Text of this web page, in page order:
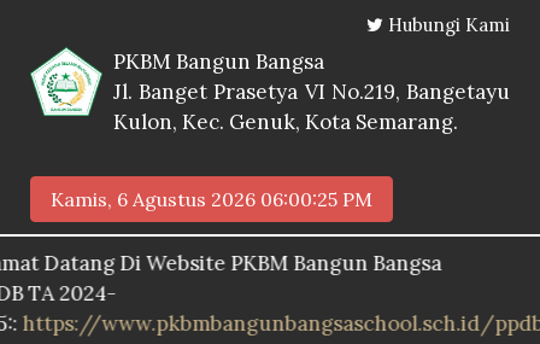
Hubungi Kami
PKBM Bangun Bangsa
Jl. Banget Prasetya VI No.219, Bangetayu
Kulon, Kec. Genuk, Kota Semarang.
Kamis, 6 Agustus 2026 06:00:26 PM
Di Website PKBM Bangun Bangsa
www.pkbmbangunbangsaschool.sch.id/ppdb